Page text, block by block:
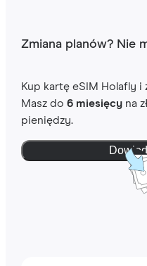
Zmiana planów? Nie
Kup kartę eSIM Holafly
Masz do 6 miesięcyna
pieniędzy.